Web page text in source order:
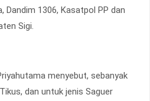
Dandim 1306, Kasatpol PP dan
Sigi.
menyebut, sebanyak
dan untuk jenis Saguer